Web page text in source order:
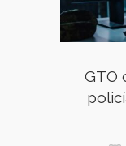
GTO